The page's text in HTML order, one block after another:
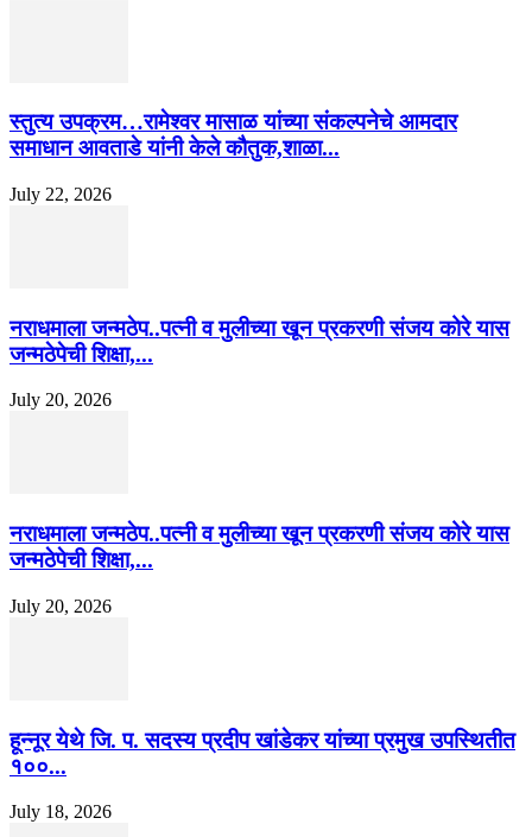
स्तुत्य उपक्रम…रामेश्वर मासाळ यांच्या संकल्पनेचे आमदार
समाधान आवताडे यांनी केले कौतुक,शाळा...
July 22, 2026
नराधमाला जन्मठेप..पत्नी व मुलीच्या खून प्रकरणी संजय कोरे यास
जन्मठेपेची शिक्षा,...
July 20, 2026
नराधमाला जन्मठेप..पत्नी व मुलीच्या खून प्रकरणी संजय कोरे यास
जन्मठेपेची शिक्षा,...
July 20, 2026
हून्नूर येथे जि. प. सदस्य प्रदीप खांडेकर यांच्या प्रमुख उपस्थितीत
१००...
July 18, 2026